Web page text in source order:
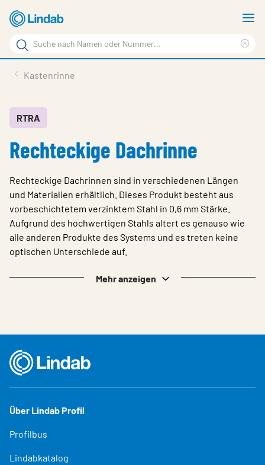
Zum
Hauptinhalt
springen
Suchbegriff
Seite
durchsuchen
Inspiration
Referenzen
Kontakt
Wähle Sprache
Germany - Profile
Kastenrinne
RTRA
Rechteckige Dachrinne
Rechteckige Dachrinnen sind in verschiedenen Längen
und Materialien erhältlich. Dieses Produkt besteht aus
vorbeschichtetem verzinktem Stahl in 0,6 mm Stärke.
Aufgrund des hochwertigen Stahls altert es genauso wie
alle anderen Produkte des Systems und es treten keine
optischen Unterschiede auf.
Mehr anzeigen
Über Lindab Profil
Profilbus
Lindabkatalog